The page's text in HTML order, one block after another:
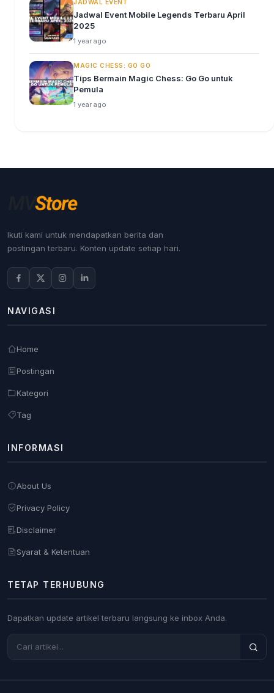
JADWAL EVENT
Jadwal Event Mobile Legends Terbaru April
2025
1 year ago
MAGIC CHESS: GO GO
Tips Bermain Magic Chess: Go Go untuk
Pemula
1 year ago
Ikuti kami untuk mendapatkan berita dan
postingan terbaru. Konten update setiap hari.
NAVIGASI
Home
Postingan
Kategori
Tag
INFORMASI
About Us
Privacy Policy
Disclaimer
Syarat & Ketentuan
TETAP TERHUBUNG
Dapatkan update artikel terbaru langsung ke inbox Anda.